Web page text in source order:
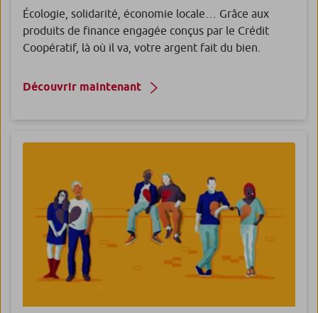
Écologie, solidarité, économie locale… Grâce aux
produits de finance engagée conçus par le Crédit
Coopératif, là où il va, votre argent fait du bien.
Découvrir maintenant